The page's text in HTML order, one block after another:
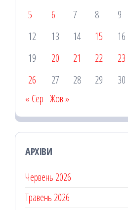
5
6 7 8 9
12
13 14 15 16
19
20 21 22 23
26
27 28 29
30
« Сер Жов »
АРХІВИ
Червень 2026
Травень 2026